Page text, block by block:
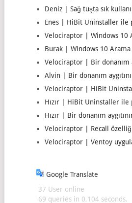
Deniz | Sağ tuşta sık
Enes | HiBit Uninstaller ile
Velociraptor | Windows 10
Burak | Windows 10 Arama
Velociraptor | Bir donanım
Alvin | Bir donanım
Velociraptor | HiBit
Hızır | HiBit Uninstaller ile
Hızır | Bir donanım
Velociraptor | Recall
Velociraptor | Ventoy
Google Translate
37 User online
69 queries in 0,104 seconds.